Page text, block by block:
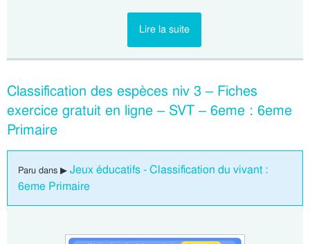
Lire la suite
Classification des espèces niv 3 – Fiches
exercice gratuit en ligne – SVT – 6eme : 6eme
Primaire
Paru dans ▶ Jeux éducatifs - Classification du vivant :
6eme Primaire